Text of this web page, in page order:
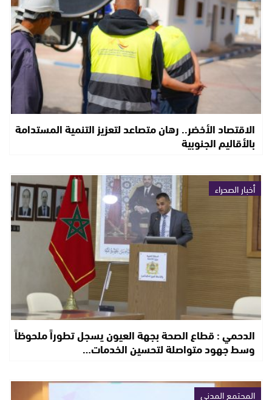
الاقتصاد الأخضر.. رهان متصاعد لتعزيز التنمية المستدامة
بالأقاليم الجنوبية
أخبار الصحراء
الدحمي : قطاع الصحة بجهة العيون يسجل تطوراً ملحوظاً
وسط جهود متواصلة لتحسين الخدمات…
المجتمع المدني